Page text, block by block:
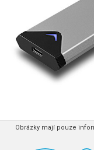
Obrázky mají pouze